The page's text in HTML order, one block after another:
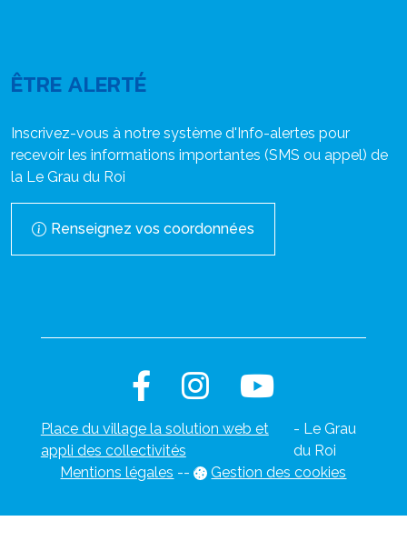
ÊTRE ALERTÉ
Inscrivez-vous à notre système d'Info-alertes pour
recevoir les informations importantes (SMS ou appel) de
la Le Grau du Roi
Renseignez vos coordonnées
Place du village la solution web et
appli des collectivités
- Le Grau
du Roi
Mentions légales -- Gestion des cookies